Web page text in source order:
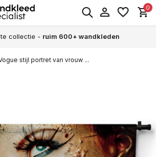
0
-ruim 600+ wandkleden
stijl portret van vrouw ...